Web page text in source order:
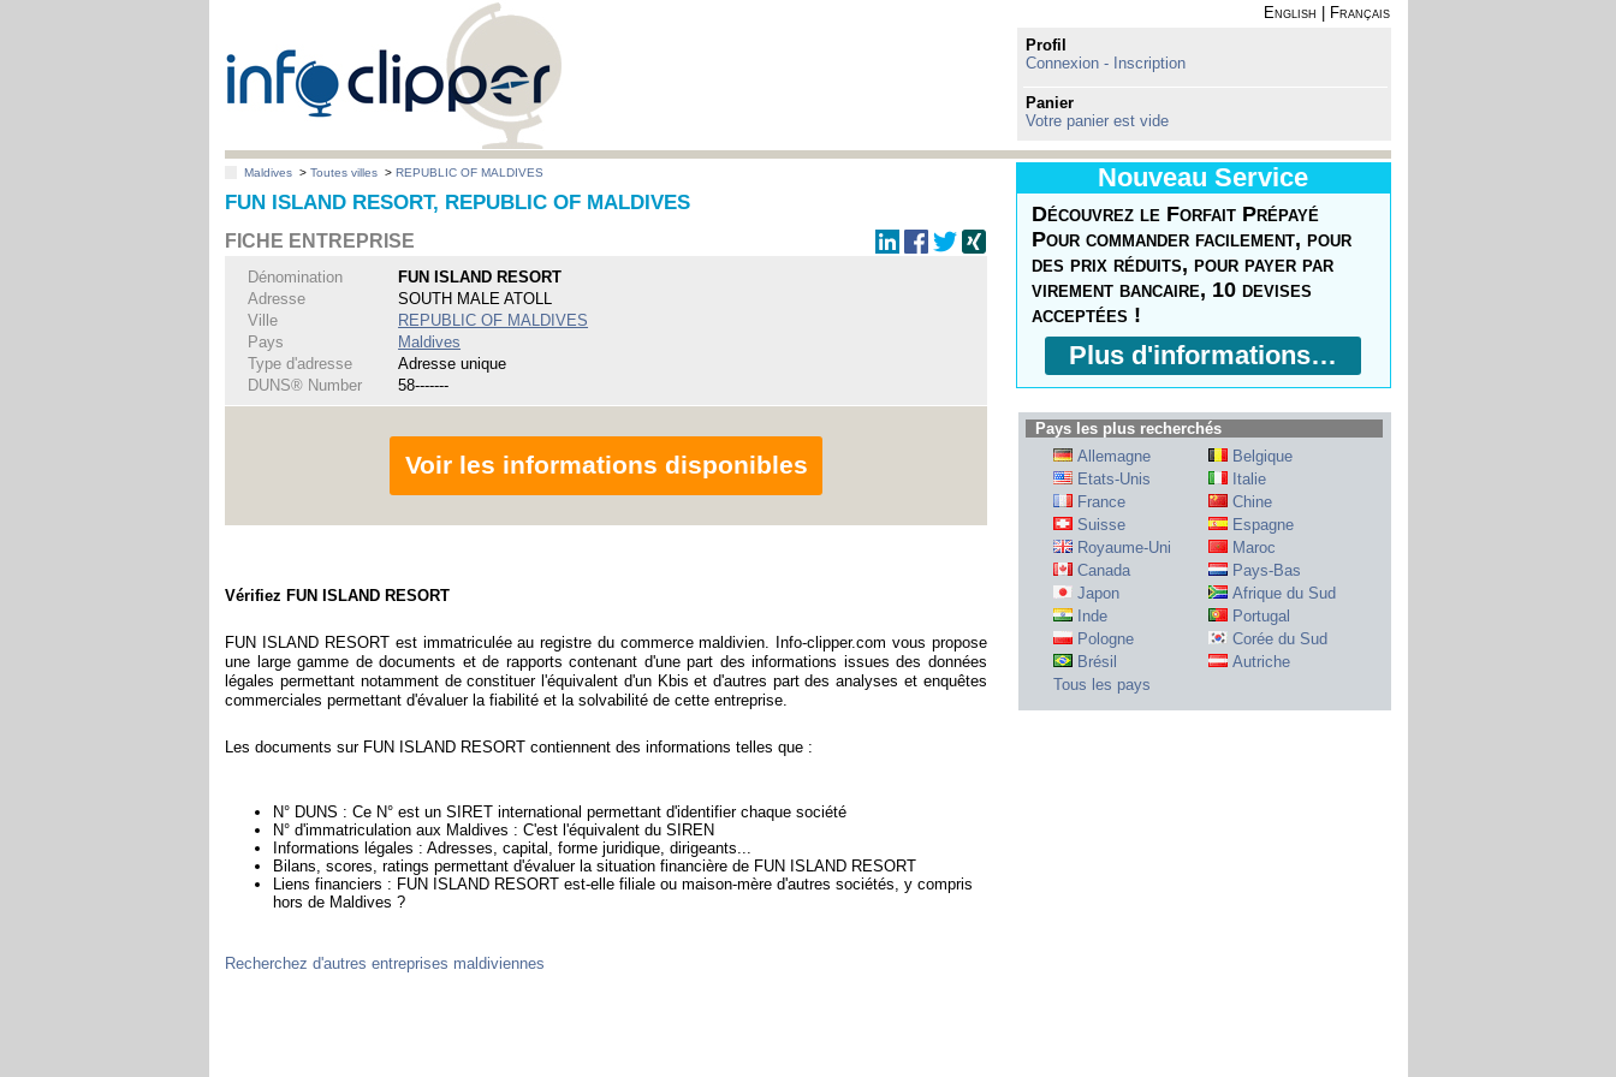
English
Français
Profil
Connexion - Inscription
Panier
Votre panier est vide
Maldives >Toutes villes >REPUBLIC OF MALDIVES
FUN ISLAND RESORT, REPUBLIC OF MALDIVES
FICHE ENTREPRISE
Dénomination
FUN ISLAND RESORT
Adresse
SOUTH MALE ATOLL
Ville
REPUBLIC OF MALDIVES
Pays
Maldives
Type d'adresse
Adresse unique
DUNS® Number
58-------
Voir les informations disponibles
Vérifiez FUN ISLAND RESORT
FUN ISLAND RESORT est immatriculée au registre du commerce maldivien. Info-clipper.com vous propose
une large gamme de documents et de rapports contenant d'une part des informations issues des données
légales permettant notamment de constituer l'équivalent d'un Kbis et d'autres part des analyses et enquêtes
commerciales permettant d'évaluer la fiabilité et la solvabilité de cette entreprise.
Les documents sur FUN ISLAND RESORT contiennent des informations telles que :
N° DUNS : Ce N° est un SIRET international permettant d'identifier chaque société
N° d'immatriculation aux Maldives : C'est l'équivalent du SIREN
Informations légales : Adresses, capital, forme juridique, dirigeants...
Bilans, scores, ratings permettant d'évaluer la situation financière de FUN ISLAND RESORT
Liens financiers : FUN ISLAND RESORT est-elle filiale ou maison-mère d'autres sociétés, y compris
hors de Maldives ?
Recherchez d'autres entreprises maldiviennes
Nouveau Service
Découvrez le Forfait Prépayé
Pour commander facilement, pour
des prix réduits, pour payer par
virement bancaire, 10 devises
acceptées !
Plus d'informations…
Pays les plus recherchés
Allemagne
Belgique
Etats-Unis
Italie
France
Chine
Suisse
Espagne
Royaume-Uni
Maroc
Canada
Pays-Bas
Japon
Afrique du Sud
Inde
Portugal
Pologne
Corée du Sud
Brésil
Autriche
Tous les pays